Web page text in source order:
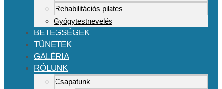
Rehabilitációs pilates
Gyógytestnevelés
BETEGSÉGEK
TÜNETEK
GALÉRIA
RÓLUNK
Csapatunk